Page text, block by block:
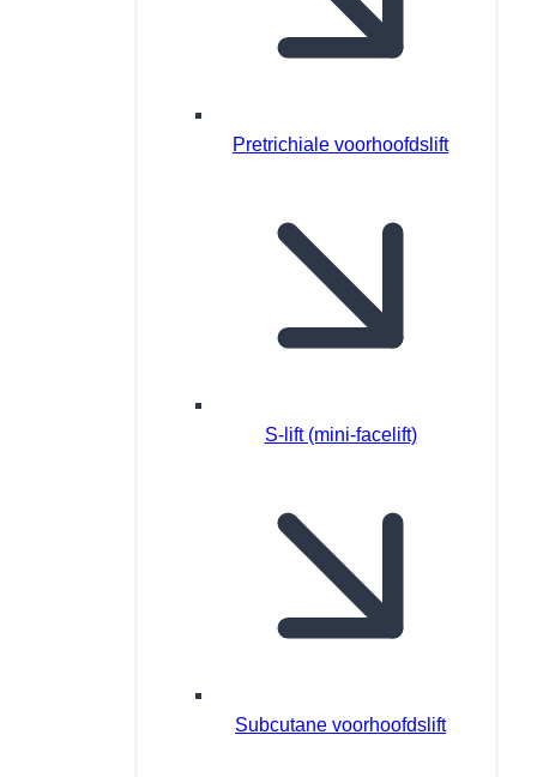
Pretrichiale voorhoofdslift
S-lift (mini-facelift)
Subcutane voorhoofdslift